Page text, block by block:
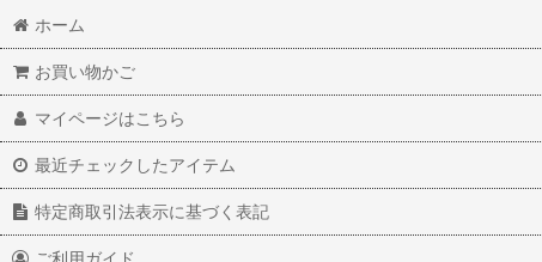
赤鬼ほうじ茶
ホーム
お買い物かご
マイページはこちら
最近チェックしたアイテム
特定商取引法表示に基づく表記
ご利用ガイド